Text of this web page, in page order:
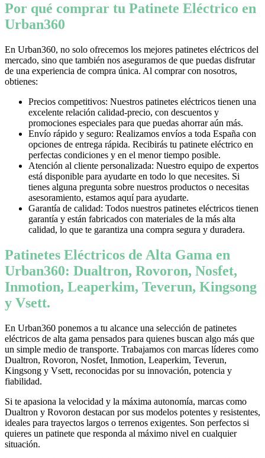
Por qué comprar tu Patinete Eléctrico en
Urban360
En Urban360, no solo ofrecemos los mejores patinetes eléctricos del
mercado, sino que también nos aseguramos de que puedas disfrutar
de una experiencia de compra única. Al comprar con nosotros,
obtienes:
Precios competitivos: Nuestros patinetes eléctricos tienen una
excelente relación calidad-precio, con descuentos y
promociones especiales para que puedas ahorrar aún más.
Envío rápido y seguro: Realizamos envíos a toda España con
opciones de entrega rápida. Recibirás tu patinete eléctrico en
perfectas condiciones y en el menor tiempo posible.
Atención al cliente personalizada: Nuestro equipo de expertos
está disponible para ayudarte en todo lo que necesites. Si
tienes alguna pregunta sobre nuestros productos o necesitas
asesoramiento, estamos aquí para ayudarte.
Garantía de calidad: Todos nuestros patinetes eléctricos tienen
garantía y están fabricados con materiales de la más alta
calidad, lo que te garantiza una compra segura y duradera.
Patinetes Eléctricos de Alta Gama en
Urban360: Dualtron, Rovoron, Nosfet,
Inmotion, Leaperkim, Teverun, Kingsong
y Vsett.
En Urban360 ponemos a tu alcance una selección de patinetes
eléctricos de alta gama pensados para quienes buscan algo más que
un simple medio de transporte. Trabajamos con marcas líderes como
Dualtron, Rovoron, Nosfet, Inmotion, Leaperkim, Teverun,
Kingsong y Vsett, reconocidas por su innovación, potencia y
fiabilidad.
Si te apasiona la velocidad y la máxima autonomía, marcas como
Dualtron y Rovoron destacan por sus modelos potentes y resistentes,
ideales para trayectos largos o terrenos exigentes. Son perfectos si
quieres un patinete que responda al máximo nivel en cualquier
situación.